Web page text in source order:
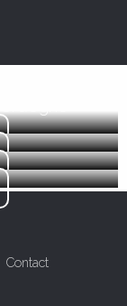
Contact